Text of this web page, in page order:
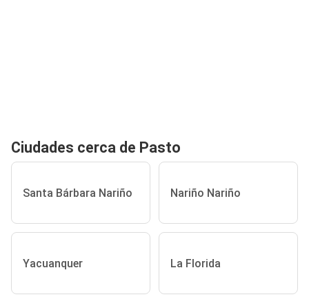
Ciudades cerca de Pasto
Santa Bárbara Nariño Nariño Nariño
Yacuanquer La Florida